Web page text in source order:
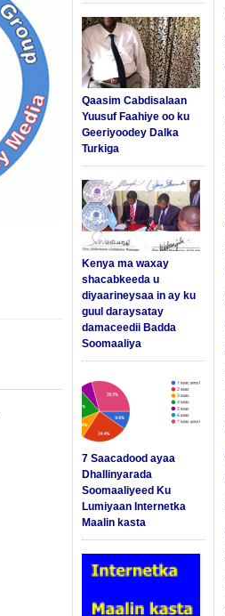
Qaasim Cabdisalaan
Yuusuf Faahiye oo ku
Geeriyoodey Dalka
Turkiga
Kenya ma waxay
shacabkeeda u
diyaarineysaa in ay ku
guul daraysatay
damaceedii Badda
Soomaaliya
7 Saacadood ayaa
Dhallinyarada
Soomaaliyeed Ku
Lumiyaan Internetka
Maalin kasta